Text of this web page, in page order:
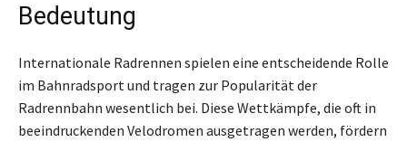
Bedeutung
Internationale Radrennen spielen eine entscheidende Rolle
im Bahnradsport und tragen zur Popularität der
Radrennbahn wesentlich bei. Diese Wettkämpfe, die oft in
beeindruckenden Velodromen ausgetragen werden, fördern